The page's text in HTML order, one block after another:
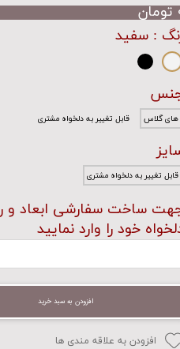
: سفید
های گلاس قابل تغییر به دلخواه مشتری
قابل تغییر به دلخواه مشتری
ساخت سفارشی ابعاد و
خود را وارد نمایید
افزودن به سبد خرید
افزودن به علاقه مندی ها